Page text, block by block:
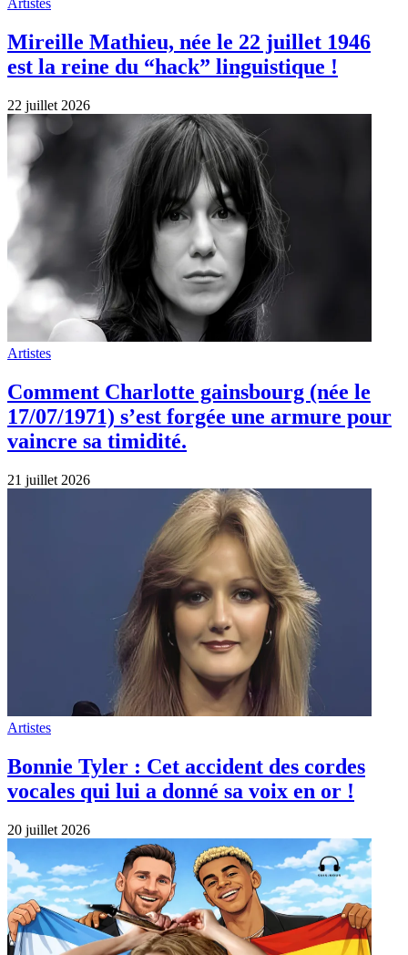
Artistes
Mireille Mathieu, née le 22 juillet 1946
est la reine du “hack” linguistique !
22 juillet 2026
Artistes
Comment Charlotte gainsbourg (née le
17/07/1971) s’est forgée une armure pour
vaincre sa timidité.
21 juillet 2026
Artistes
Bonnie Tyler : Cet accident des cordes
vocales qui lui a donné sa voix en or !
20 juillet 2026